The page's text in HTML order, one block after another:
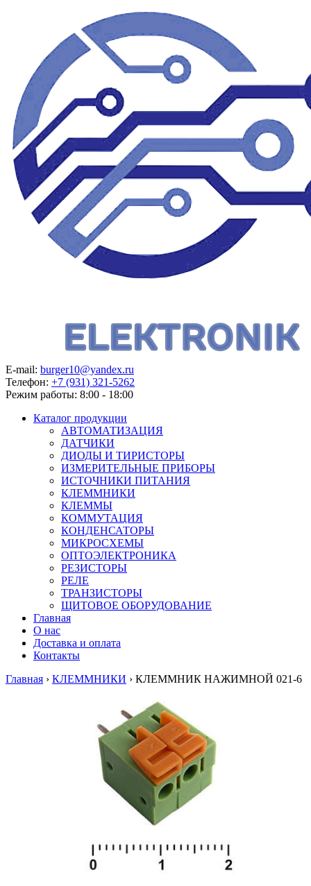
E-mail: burger10@yandex.ru
Телефон: +7 (931) 321-5262
Режим работы: 8:00 - 18:00
Каталог продукции
АВТОМАТИЗАЦИЯ
ДАТЧИКИ
ДИОДЫ И ТИРИСТОРЫ
ИЗМЕРИТЕЛЬНЫЕ ПРИБОРЫ
ИСТОЧНИКИ ПИТАНИЯ
КЛЕММНИКИ
КЛЕММЫ
КОММУТАЦИЯ
КОНДЕНСАТОРЫ
МИКРОСХЕМЫ
ОПТОЭЛЕКТРОНИКА
РЕЗИСТОРЫ
РЕЛЕ
ТРАНЗИСТОРЫ
ЩИТОВОЕ ОБОРУДОВАНИЕ
Главная
О нас
Доставка и оплата
Контакты
Главная › КЛЕММНИКИ › КЛЕММНИК НАЖИМНОЙ 021-6